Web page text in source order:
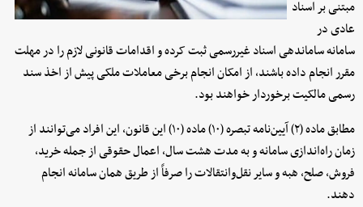
مبتنی بر اسناد
عادی در
سامانه ساماندهی اسناد غیررسمی ثبت کرده و اقدامات قانونی لازم را در مهلت
مقرر انجام داده باشند، از امکان انجام برخی معاملات ملکی پیش از اخذ سند
رسمی مالکیت برخوردار خواهند بود.
مطابق ماده (۲) آیین‌نامه تبصره (۱۰) ماده (۱۰) این قانون، این افراد می‌توانند از
زمان راه‌اندازی سامانه و به مدت هشت سال، اعمال حقوقی از جمله خرید،
فروش، صلح، هبه و سایر نقل‌وانتقالات را صرفاً از طریق همان سامانه انجام
دهند.